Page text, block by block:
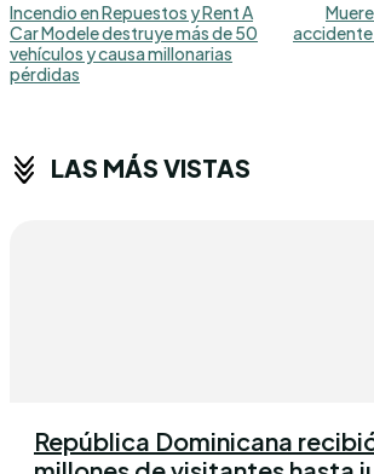
Incendio en Repuestos y Rent A
Car Modele destruye más de 50
vehículos y causa millonarias
pérdidas
accidente
LAS MÁS VISTAS
República Dominicana